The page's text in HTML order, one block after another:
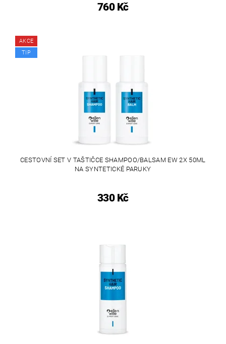
760 Kč
AKCE
TIP
CESTOVNÍ SET V TAŠTIČCE SHAMPOO/BALSAM EW 2X 50ML
NA SYNTETICKÉ PARUKY
330 Kč